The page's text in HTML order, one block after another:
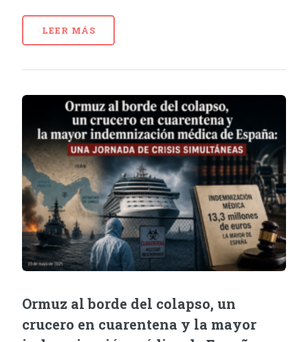
LEER MÁS
Ormuz al borde del colapso, un
crucero en cuarentena y la mayor